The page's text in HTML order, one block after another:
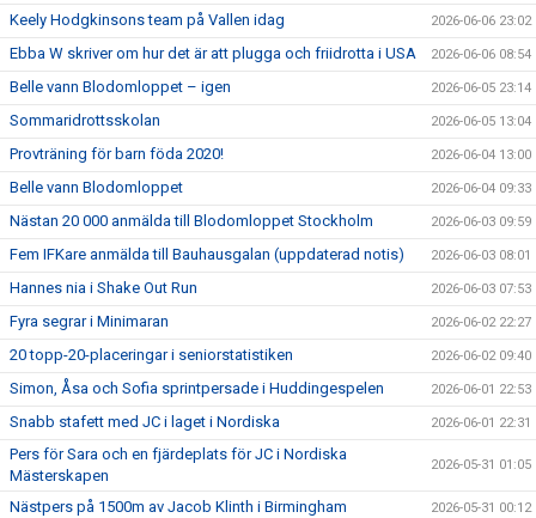
Keely Hodgkinsons team på Vallen idag 2026-06-06 23:02
Ebba W skriver om hur det är att plugga och friidrotta i USA 2026-06-06 08:54
Belle vann Blodomloppet – igen 2026-06-05 23:14
Sommaridrottsskolan 2026-06-05 13:04
Provträning för barn föda 2020! 2026-06-04 13:00
Belle vann Blodomloppet 2026-06-04 09:33
Nästan 20 000 anmälda till Blodomloppet Stockholm 2026-06-03 09:59
Fem IFKare anmälda till Bauhausgalan (uppdaterad notis) 2026-06-03 08:01
Hannes nia i Shake Out Run 2026-06-03 07:53
Fyra segrar i Minimaran 2026-06-02 22:27
20 topp-20-placeringar i seniorstatistiken 2026-06-02 09:40
Simon, Åsa och Sofia sprintpersade i Huddingespelen 2026-06-01 22:53
Snabb stafett med JC i laget i Nordiska 2026-06-01 22:31
Pers för Sara och en fjärdeplats för JC i Nordiska
Mästerskapen
2026-05-31 01:05
Nästpers på 1500m av Jacob Klinth i Birmingham 2026-05-31 00:12